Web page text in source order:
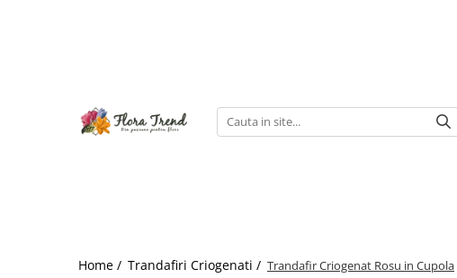
Home / Trandafiri Criogenati / Trandafir Criogenat Rosu in Cupola